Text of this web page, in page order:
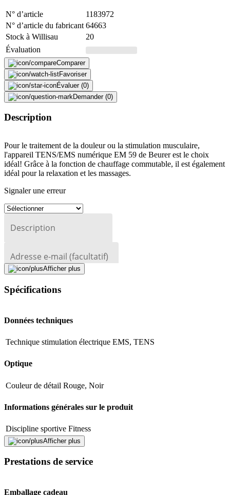
N° d’article
1183972
N° d’article du fabricant 64663
Stock à Willisau
20
Évaluation
Comparer
Favoriser
Évaluer (0)
Demander (0)
Description
Pour le traitement de la douleur ou la stimulation musculaire,
l'appareil TENS/EMS numérique EM 59 de Beurer est le choix
idéal! Grâce à la fonction de chauffage commutable, il est également
idéal pour la relaxation et les massages.
Signaler une erreur
Description
Adresse e-mail (facultatif)
Fermer le formulaire
Signaler des données erronées
Afficher plus
Spécifications
Données techniques
Technique stimulation électrique EMS, TENS
Optique
Couleur de détail Rouge, Noir
Informations générales sur le produit
Discipline sportive Fitness
Afficher plus
Prestations de service
Emballage cadeau